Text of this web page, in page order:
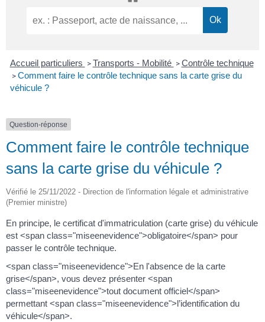
Accueil particuliers > Transports - Mobilité > Contrôle technique
> Comment faire le contrôle technique sans la carte grise du
véhicule ?
Question-réponse
Comment faire le contrôle technique
sans la carte grise du véhicule ?
Vérifié le 25/11/2022 - Direction de l'information légale et administrative
(Premier ministre)
En principe, le certificat d'immatriculation (carte grise) du véhicule
est <span class="miseenevidence">obligatoire</span> pour
passer le contrôle technique.
<span class="miseenevidence">En l'absence de la carte
grise</span>, vous devez présenter <span
class="miseenevidence">tout document officiel</span>
permettant <span class="miseenevidence">l’identification du
véhicule</span>.